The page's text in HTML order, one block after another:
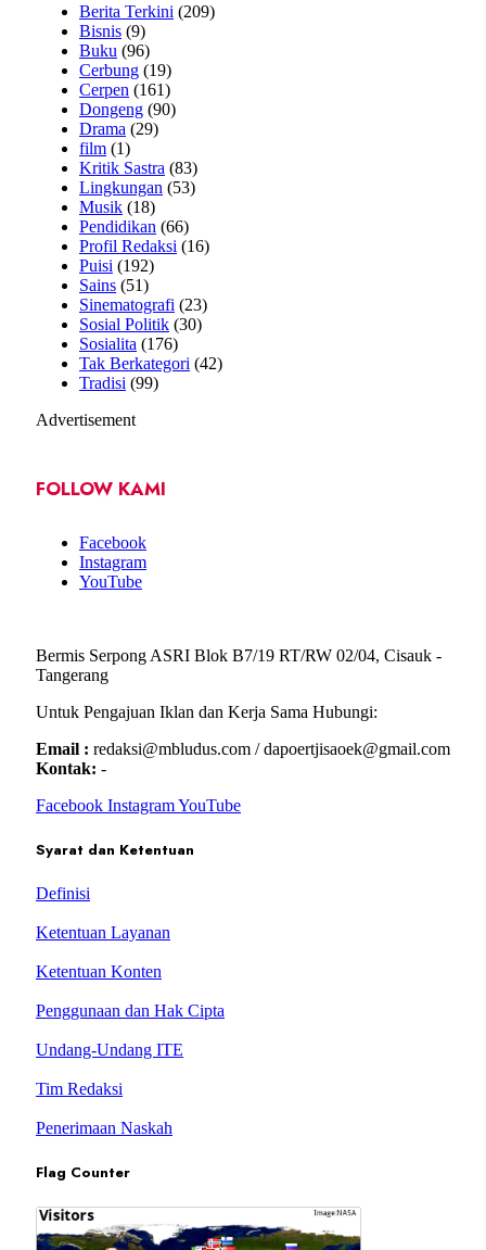
Berita Terkini (209)
Bisnis (9)
Buku (96)
Cerbung (19)
Cerpen (161)
Dongeng (90)
Drama (29)
film (1)
Kritik Sastra (83)
Lingkungan (53)
Musik (18)
Pendidikan (66)
Profil Redaksi (16)
Puisi (192)
Sains (51)
Sinematografi (23)
Sosial Politik (30)
Sosialita (176)
Tak Berkategori (42)
Tradisi (99)
Advertisement
FOLLOW KAMI
Facebook
Instagram
YouTube
Bermis Serpong ASRI Blok B7/19 RT/RW 02/04, Cisauk -
Tangerang
Untuk Pengajuan Iklan dan Kerja Sama Hubungi:
Email : redaksi@mbludus.com / dapoertjisaoek@gmail.com
Kontak: -
Facebook InstagramYouTube
Syarat dan Ketentuan
Definisi
Ketentuan Layanan
Ketentuan Konten
Penggunaan dan Hak Cipta
Undang-Undang ITE
Tim Redaksi
Penerimaan Naskah
Flag Counter